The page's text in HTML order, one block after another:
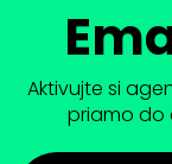
Aktivujte si
priamo do